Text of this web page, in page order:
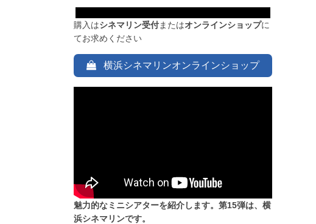
購入はシネマリン受付またはオンラインショップに
てお求めください
横浜シネマリンオンラインショップ
魅力的なミニシアターを紹介します。第15弾は、横
浜シネマリンです。